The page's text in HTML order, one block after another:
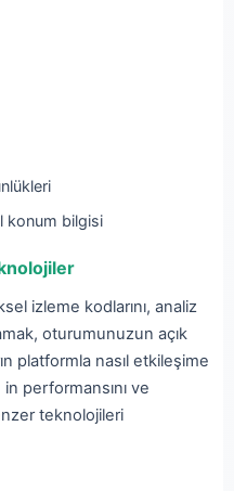
konum bilgisi
izleme kodlarını, analiz
oturumunuzun açık
platformla nasıl etkileşime
performansını ve
teknolojileri